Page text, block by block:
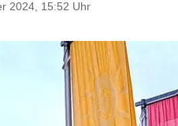
2024, 15:52 Uhr